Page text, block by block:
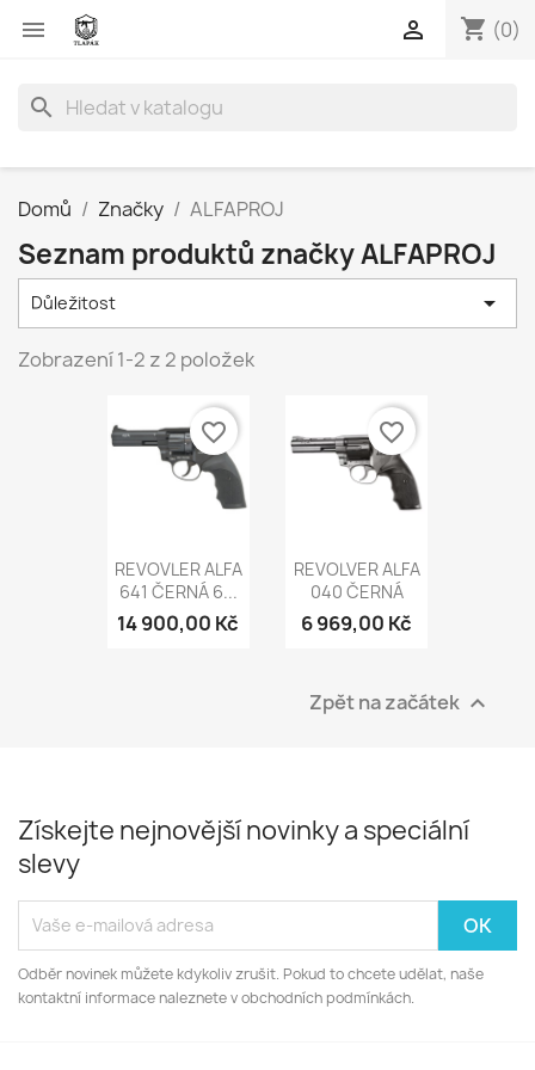
 shopping_cart (0)

search
Domů Značky ALFAPROJ
Seznam produktů značky ALFAPROJ
Důležitost 
Zobrazení 1-2 z 2 položek
REVOVLER ALFA
641 ČERNÁ 6...
14 900,00 Kč
favorite_border
REVOLVER ALFA
040 ČERNÁ
6 969,00 Kč
favorite_border
Zpět na začátek 
Získejte nejnovější novinky a speciální
slevy
Odběr novinek můžete kdykoliv zrušit. Pokud to chcete udělat, naše
kontaktní informace naleznete v obchodních podmínkách.